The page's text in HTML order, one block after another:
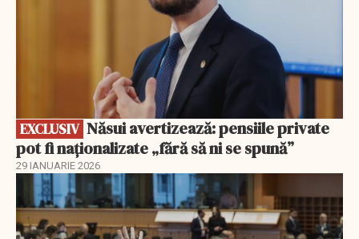
EXCLUSIV
pot fi naționalizate „fără să ni se spună”
29 IANUARIE 2026